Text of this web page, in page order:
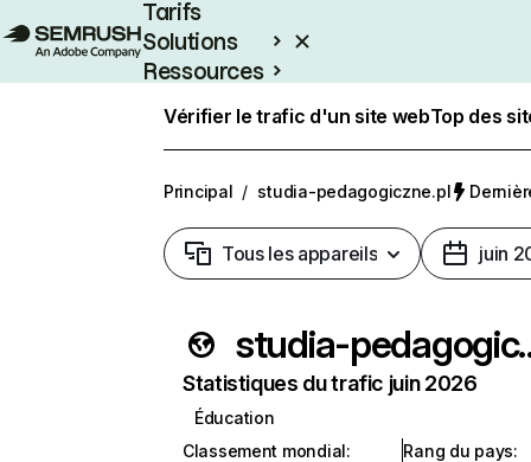
Tarifs
Solutions
Ressources
Vérifier le trafic d'un site webTop des
Principal / studia-pedagogiczne.pl
Tous les appareils juin
studia-
Statistiques du trafic juin 2026
Éducation
Classement mondial:
Rang du pays: